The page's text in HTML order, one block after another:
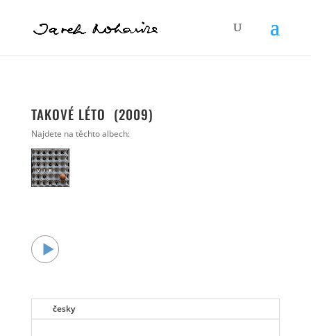
TAKOVÉ LÉTO (2009)
Najdete na těchto albech:
česky